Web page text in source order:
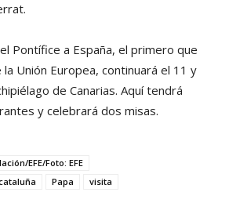
Pontífice a España, el primero que
Unión Europea, continuará el 11 y
de Canarias. Aquí tendrá
y celebrará dos misas.
EFE/Foto: EFE
Papa visita